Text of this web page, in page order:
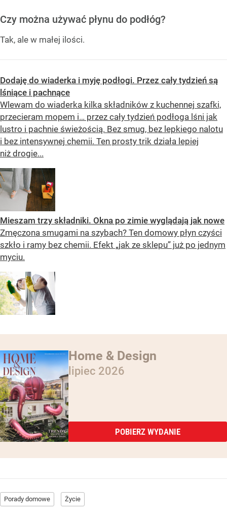
Czy można używać płynu do podłóg?
Tak, ale w małej ilości.
Dodaję do wiaderka i myję podłogi. Przez cały tydzień są
lśniące i pachnące
Wlewam do wiaderka kilka składników z kuchennej szafki,
przecieram mopem i… przez cały tydzień podłoga lśni jak
lustro i pachnie świeżością. Bez smug, bez lepkiego nalotu
i bez intensywnej chemii. Ten prosty trik działa lepiej
niż drogie...
Mieszam trzy składniki. Okna po zimie wyglądają jak nowe
Zmęczona smugami na szybach? Ten domowy płyn czyści
szkło i ramy bez chemii. Efekt „jak ze sklepu” już po jednym
myciu.
Home & Design
lipiec 2026
POBIERZ WYDANIE
Porady domowe Życie